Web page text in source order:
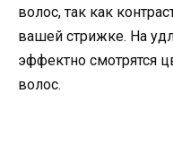
волос, так как
вашей стрижке. На
эффектно смотрятся
волос.